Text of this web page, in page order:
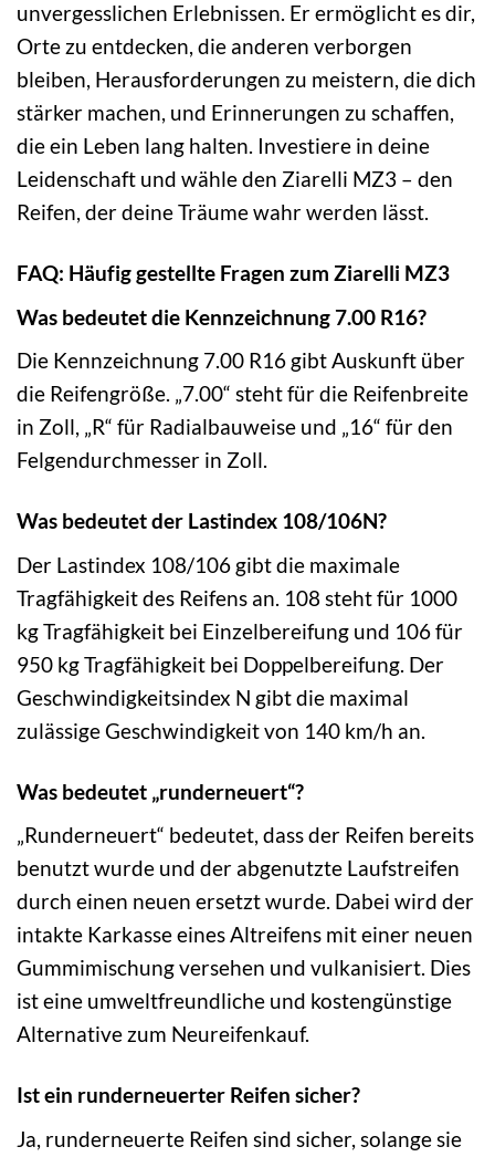
unvergesslichen Erlebnissen. Er ermöglicht es dir,
Orte zu entdecken, die anderen verborgen
bleiben, Herausforderungen zu meistern, die dich
stärker machen, und Erinnerungen zu schaffen,
die ein Leben lang halten. Investiere in deine
Leidenschaft und wähle den Ziarelli MZ3 – den
Reifen, der deine Träume wahr werden lässt.
FAQ: Häufig gestellte Fragen zum Ziarelli MZ3
Was bedeutet die Kennzeichnung 7.00 R16?
Die Kennzeichnung 7.00 R16 gibt Auskunft über
die Reifengröße. „7.00“ steht für die Reifenbreite
in Zoll, „R“ für Radialbauweise und „16“ für den
Felgendurchmesser in Zoll.
Was bedeutet der Lastindex 108/106N?
Der Lastindex 108/106 gibt die maximale
Tragfähigkeit des Reifens an. 108 steht für 1000
kg Tragfähigkeit bei Einzelbereifung und 106 für
950 kg Tragfähigkeit bei Doppelbereifung. Der
Geschwindigkeitsindex N gibt die maximal
zulässige Geschwindigkeit von 140 km/h an.
Was bedeutet „runderneuert“?
„Runderneuert“ bedeutet, dass der Reifen bereits
benutzt wurde und der abgenutzte Laufstreifen
durch einen neuen ersetzt wurde. Dabei wird der
intakte Karkasse eines Altreifens mit einer neuen
Gummimischung versehen und vulkanisiert. Dies
ist eine umweltfreundliche und kostengünstige
Alternative zum Neureifenkauf.
Ist ein runderneuerter Reifen sicher?
Ja, runderneuerte Reifen sind sicher, solange sie